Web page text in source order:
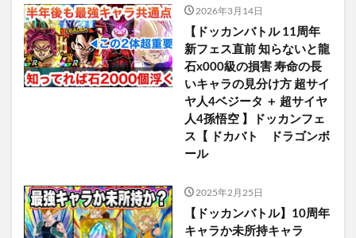
2026年3月14日
【ドッカンバトル 11周年
新フェス直前 知らないと龍
石x000級の損害 寿命の長
いキャラの見分け方 超サイ
ヤ人4ベジータ ＋ 超サイヤ
人4孫悟空 】ドッカンフェ
ス【 ドカバト ドラゴンボ
ール
2025年2月25日
【ドッカンバトル】10周年
キャラか未所持キャラ